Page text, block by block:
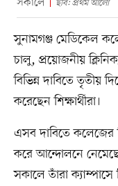
ছবি: প্রথম আলো
সুনামগঞ্জ মেডিকেল
চালু, প্রয়োজনীয়
বিভিন্ন দাবিতে তৃতীয়
করেছেন শিক্ষার্থীরা।
এসব দাবিতে কলেজের
করে আন্দোলনে
সকালে তাঁরা